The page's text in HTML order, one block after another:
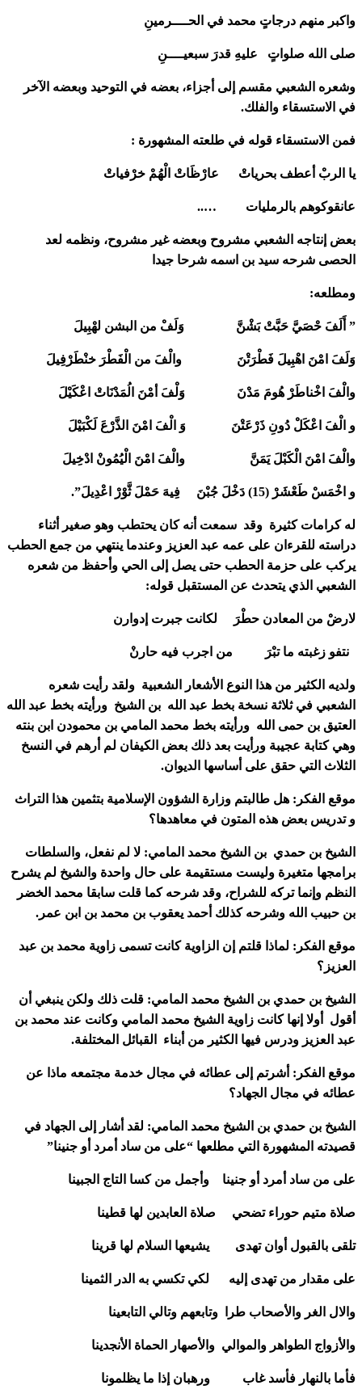
واكبر منهم درجاتٍ محمد في الحــــرمينِ
صلى الله صلواتٍ عليهِ قدرَ سبعيــــنِ
وشعره الشعبي مقسم إلى أجزاء، بعضه في التوحيد وبعضه الآخر
في الاستسقاء والفلك.
فمن الاستسقاء قوله في طلعته المشهورة :
يا الربْ أعطف بحرياتْ عارْظَاتْ الْهُمْ خرْفياتْ
عانقوكوهم بالرمليات …..
بعض إنتاجه الشعبي مشروح وبعضه غير مشروح، ونظمه لعد
الحصى شرحه سيد بن اسمه شرحا جيدا
ومطلعه:
” أَلَفَ حْصَيَّ حَبَّتْ بَشْنَّ وَلَفْ من البشن لهْبِيلَ
وَلَفَ امْنَ اهْبِيلَ فَطْرَتْنَ والْفَ من الْفَطْرَ خنْطَرْفِيلَ
والْفَ اخْناطَرْ هُومَ مَدْنَ وَلْفَ أمْنَ الُمَدْنَاتْ اعْكَيْلَ
و الْفَ اعْكَلْ دُونِ ذَرْعَتْنَ وَ الْفَ امْنَ الذَّرْعَ لَكْبَيْلَ
والْفَ امْنَ الْكَبْلَ يَمَنَّ والْفَ امْنَ الْيُمُونْ ادْخِيلَ
و اخْمَسْ طَعْشَرْ (15) دَخْلَ جُبْنَ فِيهَ حَمْلَ ثَّوْرْ اعْدِيلَ”.
له كرامات كثيرة وقد سمعت أنه كان يحتطب وهو صغير أثناء
دراسته للقرءان على عمه عبد العزيز وعندما ينتهي من جمع الحطب
يركب على حزمة الحطب حتى يصل إلى الحي وأحفظ من شعره
الشعبي الذي يتحدث عن المستقبل قوله:
لارضْ من المعادن حطْرَ لكانت جبرت إدوارن
نتفو زغبته ما تبْرَ من اجرب فيه حارنْ
ولديه الكثير من هذا النوع الأشعار الشعبية ولقد رأيت شعره
الشعبي في ثلاثة نسخة بخط عبد الله بن الشيخ ورأيته بخط عبد الله
العتيق بن حمى الله ورأيته بخط محمد المامي بن محمودن ابن بنته
وهي كتابة عجيبة ورأيت بعد ذلك بعض الكيفان لم أرهم في النسخ
الثلاث التي حقق على أساسها الديوان.
موقع الفكر: هل طالبتم وزارة الشؤون الإسلامية بتثمين هذا التراث
و تدريس بعض هذه المتون في معاهدها؟
الشيخ بن حمدي بن الشيخ محمد المامي: لا لم نفعل، والسلطات
برامجها متغيرة وليست مستقيمة على حال واحدة والشيخ لم يشرح
النظم وإنما تركه للشراح، وقد شرحه كما قلت سابقا محمد الخضر
بن حبيب الله وشرحه كذلك أحمد يعقوب بن محمد بن ابن عمر.
موقع الفكر: لماذا قلتم إن الزاوية كانت تسمى زاوية محمد بن عبد
العزيز؟
الشيخ بن حمدي بن الشيخ محمد المامي: قلت ذلك ولكن ينبغي أن
أقول أولا إنها كانت زاوية الشيخ محمد المامي وكانت عند محمد بن
عبد العزيز ودرس فيها الكثير من أبناء القبائل المختلفة.
موقع الفكر: أشرتم إلى عطائه في مجال خدمة مجتمعه ماذا عن
عطائه في مجال الجهاد؟
الشيخ بن حمدي بن الشيخ محمد المامي: لقد أشار إلى الجهاد في
قصيدته المشهورة التي مطلعها “على من ساد أمرد أو جنينا”
على من ساد أمرد أو جنينا وأجمل من كسا التاج الجبينا
صلاة متيم حوراء تضحي صلاة العابدين لها قطينا
تلقى بالقبول أوان تهدى يشيعها السلام لها قرينا
على مقدار من تهدى إليه لكي تكسي به الدر الثمينا
والال الغر والأصحاب طرا وتابعهم وتالي التابعينا
والأزواج الطواهر والموالي والأصهار الحماة الأنجدينا
فأما بالنهار فأسد غاب ورهبان إذا ما يظلمونا